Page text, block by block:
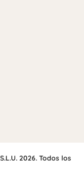
2026. Todos los